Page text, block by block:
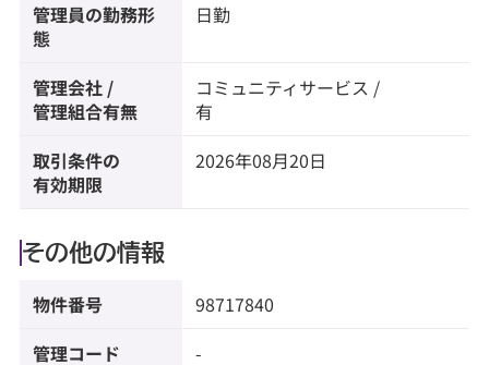
管理員の勤務形
態
日勤
管理会社 /
管理組合有無
コミュニティサービス /
有
取引条件の
有効期限
2026年08月20日
その他の情報
物件番号 98717840
管理コード -